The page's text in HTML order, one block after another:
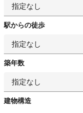
指定なし
駅からの徒歩
指定なし
築年数
指定なし
建物構造